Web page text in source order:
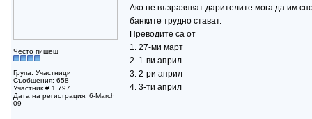
Често пишещ
Група: Участници
Съобщения: 658
Участник # 1 797
Дата на регистрация: 6-March
09
Ако не възразяват дарителите мога да им
банките трудно стават.
Преводите са от
1. 27-ми март
2. 1-ви април
3. 2-ри април
4. 3-ти април